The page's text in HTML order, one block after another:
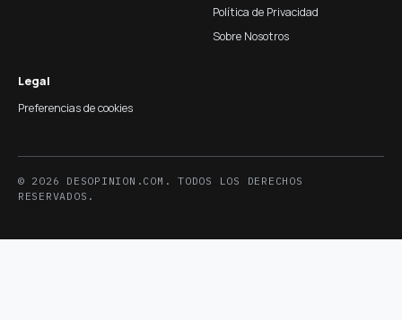
Política de Privacidad
Sobre Nosotros
Legal
Preferencias de cookies
© 2026 DESOPINION.COM. TODOS LOS DERECHOS
RESERVADOS.